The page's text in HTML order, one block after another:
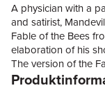
A physician with a
and satirist,
Fable of the Bees
elaboration of his
The version of the
defences of his